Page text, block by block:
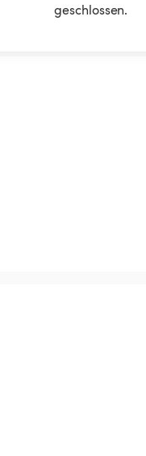
geschlossen.